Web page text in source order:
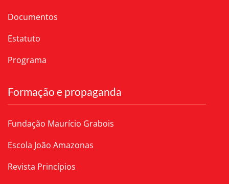
Documentos
Estatuto
Programa
Formação e propaganda
Fundação Maurício Grabois
Escola João Amazonas
Revista Princípios